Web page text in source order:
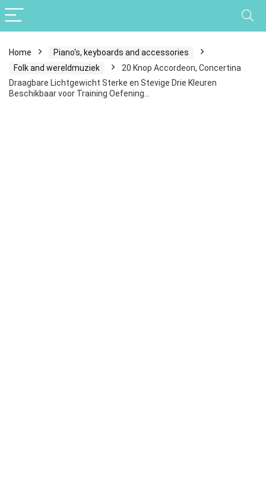
Home
Piano's, keyboards and accessories
Folk and wereldmuziek
20 Knop Accordeon, Concertina
Draagbare Lichtgewicht Sterke en Stevige Drie Kleuren
Beschikbaar voor Training Oefening…